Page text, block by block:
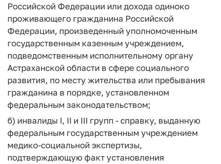
Российской Федерации или дохода одиноко
проживающего гражданина Российской
Федерации, произведенный уполномоченным
государственным казенным учреждением,
подведомственным исполнительному органу
Астраханской области в сфере социального
развития, по месту жительства или пребывания
гражданина в порядке, установленном
федеральным законодательством;
б) инвалиды I, II и III групп - справку, выданную
федеральным государственным учреждением
медико-социальной экспертизы,
подтверждающую факт установления